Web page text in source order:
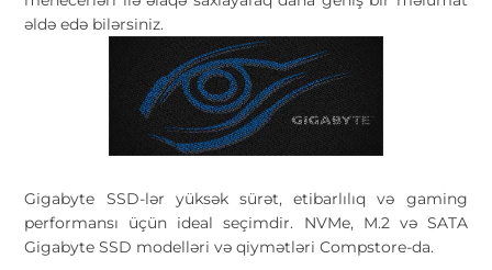
əldə edə bilərsiniz.
Gigabyte SSD-lər yüksək sürət, etibarlılıq və gaming
performansı üçün ideal seçimdir. NVMe, M.2 və SATA
Gigabyte SSD modelləri və qiymətləri Compstore-da.